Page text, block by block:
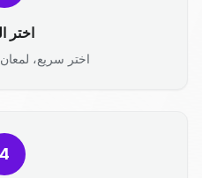
اختر
اختر سريع،
4